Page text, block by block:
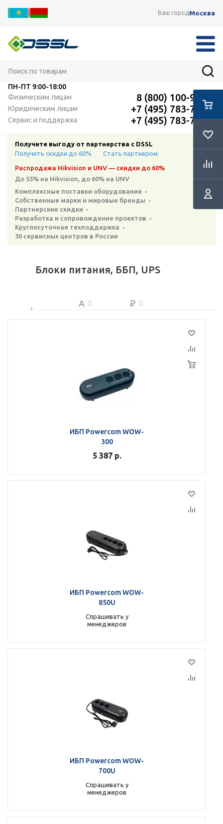
Ваш городМосква
ПН-ПТ 9:00-18:00
Физическим лицам
8 (800) 100-91-12
Юридическим лицам +7 (495) 783-72-87
Сервис и поддержка +7 (495) 783-72-87
Получите выгоду от партнерства с DSSL
Получить скидки до 60%
Стать партнером
Распродажа Hikvision и UNV — скидки до 60%
До 55% на Hikvision, до 60% на UNV
Комплексные поставки оборудования ◦
Собственные марки и мировые бренды ◦
Партнерские скидки ◦
Разработка и сопровождение проектов ◦
Круглосуточная техподдержка ◦
30 сервисных центров в России
Блоки питания, ББП, UPS
ИБП Powercom WOW-
300
5 387р.
ИБП Powercom WOW-
850U
Спрашивать у
менеджеров
ИБП Powercom WOW-
700U
Спрашивать у
менеджеров